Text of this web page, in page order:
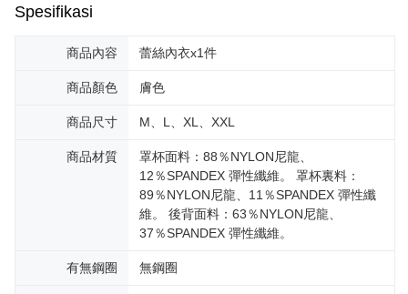
Spesifikasi
商品內容 蕾絲內衣x1件
商品顏色 膚色
商品尺寸 M、L、XL、XXL
商品材質
罩杯面料：88％NYLON尼龍、
12％SPANDEX 彈性纖維。 罩杯裏料：
89％NYLON尼龍、11％SPANDEX 彈性纖
維。 後背面料：63％NYLON尼龍、
37％SPANDEX 彈性纖維。
有無鋼圈 無鋼圈